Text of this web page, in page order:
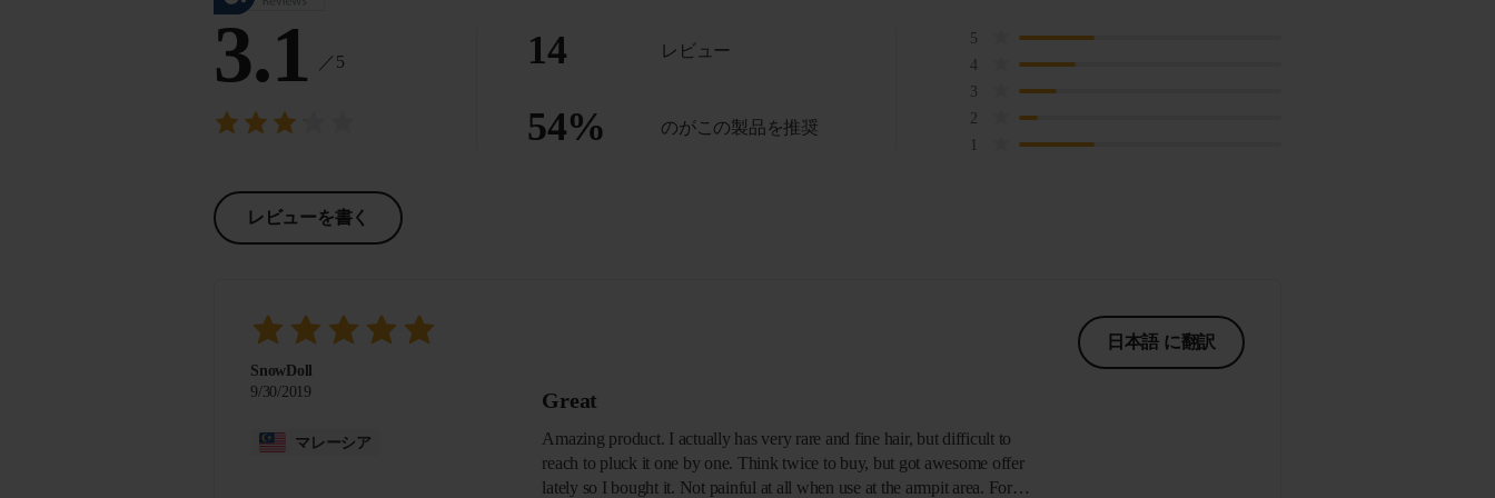
3.1 ／5
レビューを書く
14 レビュー
54% のがこの製品を推奨
5
4
3
2
SnowDoll
9/30/2019
マレーシア
日本語 に翻訳
Great
Amazing product. I actually has very rare and fine hair, but difficult to
reach to pluck it one by one. Think twice to buy, but got awesome offer
lately so I bought it. Not painful at all when use at the armpit area. For